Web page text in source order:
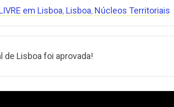
em Lisboa, Lisboa, Núcleos Territoriais
de Lisboa foi aprovada!